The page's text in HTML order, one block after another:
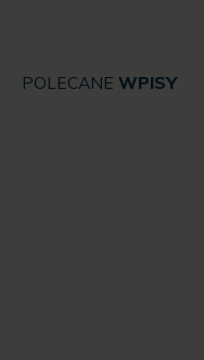
POLECANE WPISY